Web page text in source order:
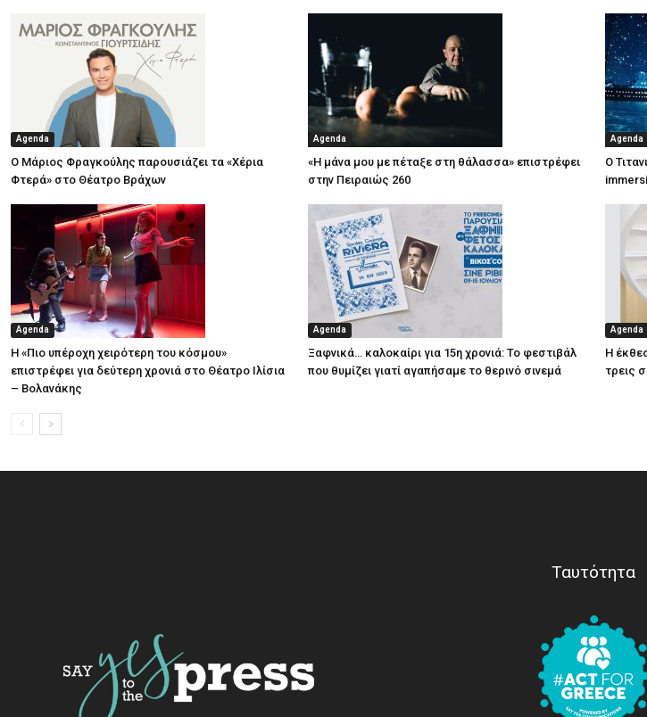
Agenda
Ο Μάριος Φραγκούλης παρουσιάζει τα «Χέρια
Φτερά» στο Θέατρο Βράχων
Agenda
«Η μάνα μου με πέταξε στη θάλασσα» επιστρέφει
στην Πειραιώς 260
Agenda
Ο
Agenda
Η «Πιο υπέροχη χειρότερη του κόσμου»
επιστρέφει για δεύτερη χρονιά στο Θέατρο Ιλίσια
– Βολανάκης
Agenda
Ξαφνικά… καλοκαίρι για 15η χρονιά: Το φεστιβάλ
που θυμίζει γιατί αγαπήσαμε το θερινό σινεμά
Agenda
Η
τρεις
Ταυτότητα